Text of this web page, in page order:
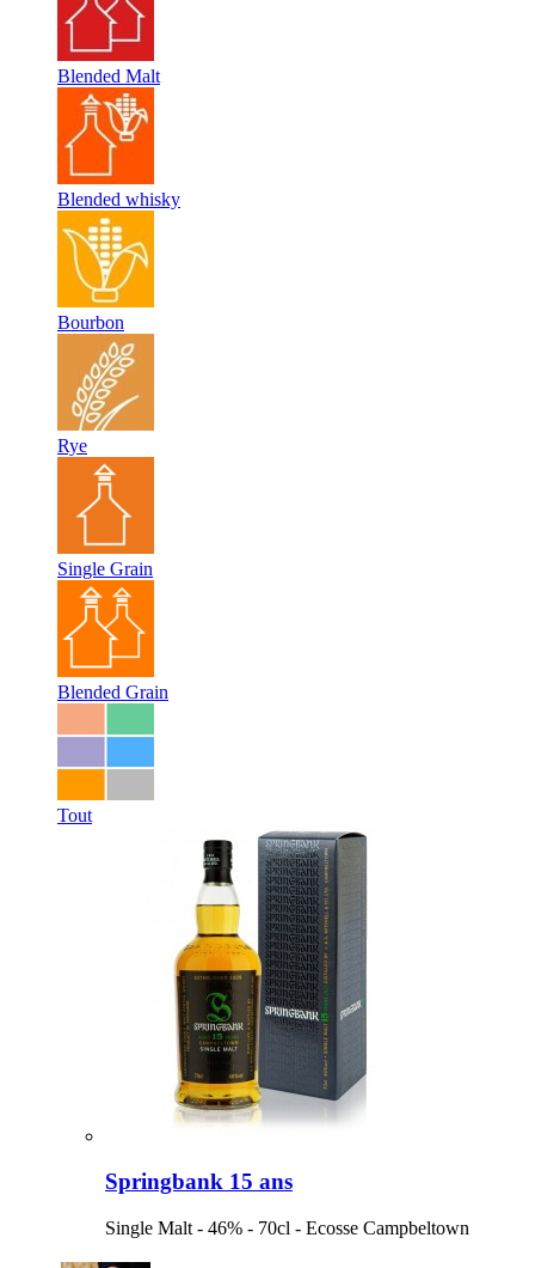
Blended Malt
Blended whisky
Bourbon
Rye
Single Grain
Blended Grain
Tout
Springbank 15 ans
Single Malt - 46% - 70cl - Ecosse Campbeltown